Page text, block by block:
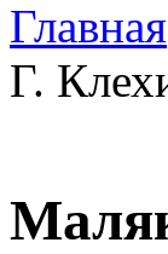
Главная
Г.